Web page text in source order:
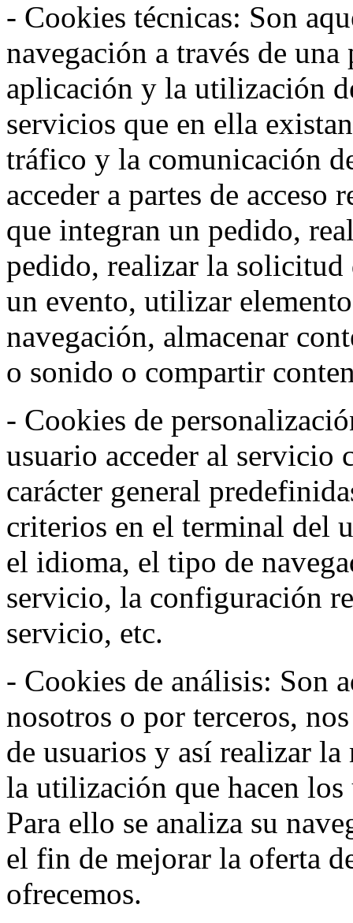
- Cookies técnicas: Son
navegación a través de
aplicación y la utilización
servicios que en ella
tráfico y la comunicación
acceder a partes de
que integran un pedido,
pedido, realizar la
un evento, utilizar
navegación, almacenar
o sonido o compartir
- Cookies de
usuario acceder al servicio
carácter general
criterios en el terminal del
el idioma, el tipo de
servicio, la configuración
servicio, etc.
- Cookies de análisis: Son
nosotros o por terceros,
de usuarios y así realizar
la utilización que hacen
Para ello se analiza su
el fin de mejorar la oferta
ofrecemos.